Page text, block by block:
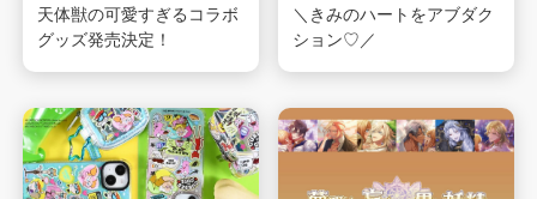
天体獣の可愛すぎるコラボ
グッズ発売決定！
＼きみのハートをアブダク
ション♡／
イラストレ
アダルトグ